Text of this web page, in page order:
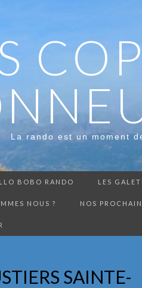
La rando est un moment
BOBO RANDO LES
NOUS ? NOS
SAINTE-